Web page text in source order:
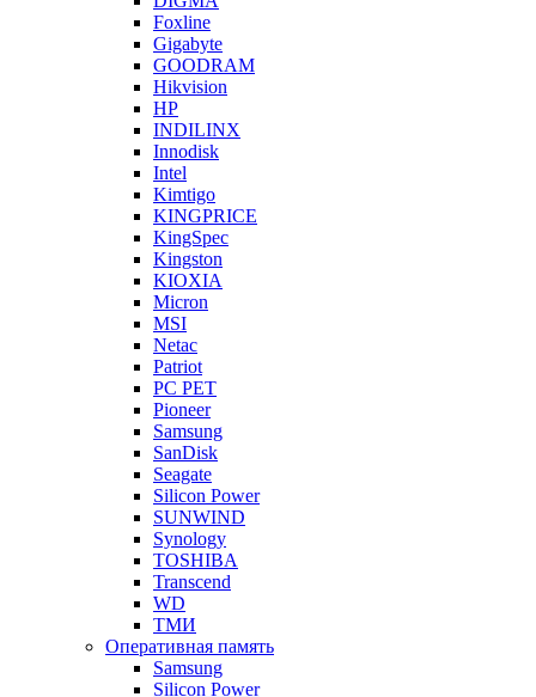
Foxline
Gigabyte
GOODRAM
Hikvision
HP
INDILINX
Innodisk
Intel
Kimtigo
KINGPRICE
KingSpec
Kingston
KIOXIA
Micron
MSI
Netac
Patriot
PC PET
Pioneer
Samsung
SanDisk
Seagate
Silicon Power
SUNWIND
Synology
TOSHIBA
Transcend
WD
ТМИ
Оперативная память
Samsung
Silicon Power